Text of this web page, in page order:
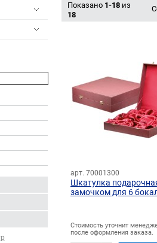
Показано 1-18 из
18
арт. 70001300
Шкатулка
замочком для 6
Стоимость уточнит
после оформления заказа.